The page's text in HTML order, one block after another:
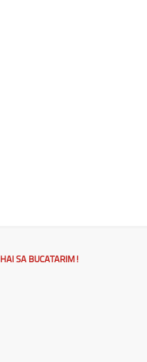
HAI SA BUCATARIM!